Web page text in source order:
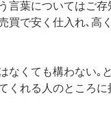
言葉についてはご
買で安く仕入れ､高
なくても構わない｡
くれる人のところに